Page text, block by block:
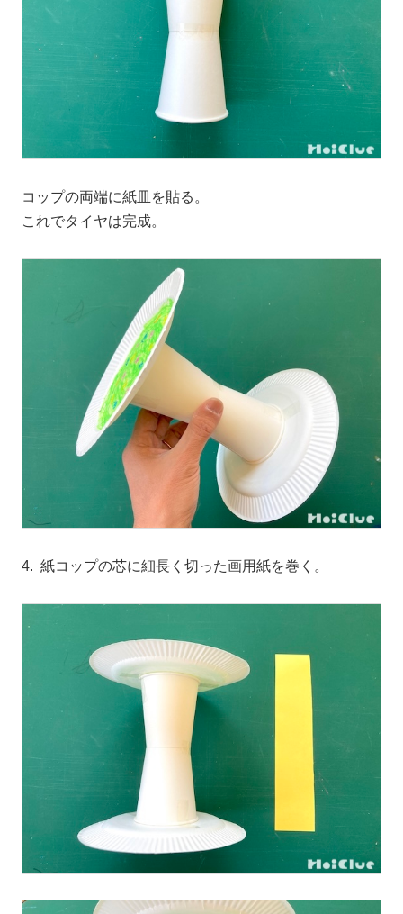
コップの両端に紙皿を貼る。
これでタイヤは完成。
4. 紙コップの芯に細長く切った画用紙を巻く。